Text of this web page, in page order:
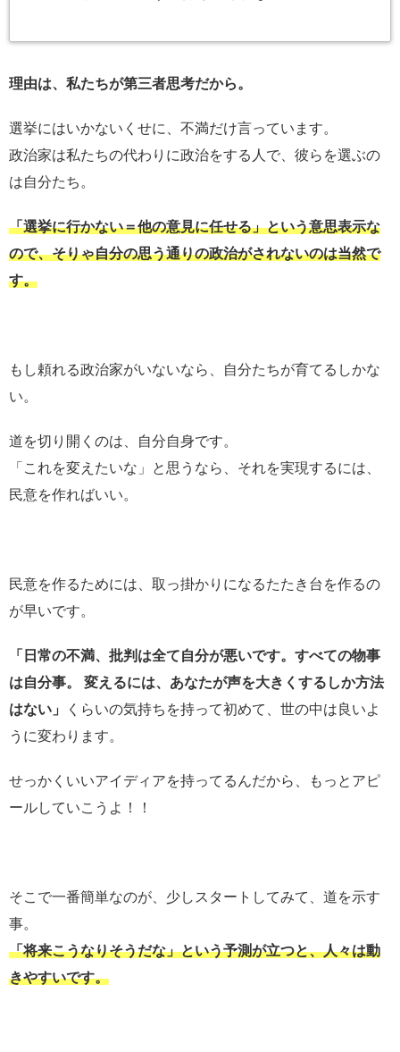
理由は、私たちが第三者思考だから。
選挙にはいかないくせに、不満だけ言っています。
政治家は私たちの代わりに政治をする人で、彼らを選ぶの
は自分たち。
「選挙に行かない＝他の意見に任せる」という意思表示な
ので、そりゃ自分の思う通りの政治がされないのは当然で
す。
もし頼れる政治家がいないなら、自分たちが育てるしかな
い。
道を切り開くのは、自分自身です。
「これを変えたいな」と思うなら、それを実現するには、
民意を作ればいい。
民意を作るためには、取っ掛かりになるたたき台を作るの
が早いです。
「日常の不満、批判は全て自分が悪いです。すべての物事
は自分事。 変えるには、あなたが声を大きくするしか方法
はない」
くらいの気持ちを持って初めて、世の中は良いよ
うに変わります。
せっかくいいアイディアを持ってるんだから、もっとアピ
ールしていこうよ！！
そこで一番簡単なのが、少しスタートしてみて、道を示す
事。
「将来こうなりそうだな」という予測が立つと、人々は動
きやすいです。